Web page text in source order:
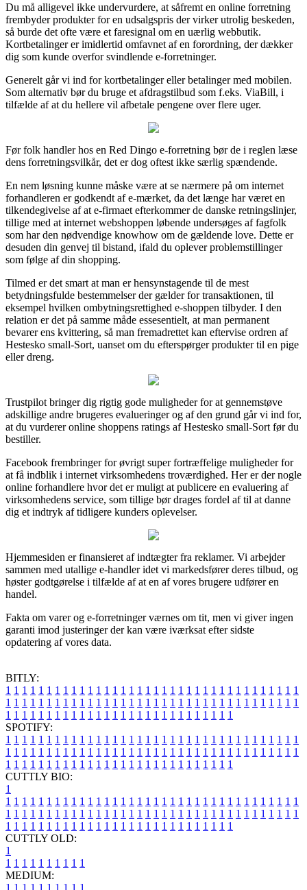
Du må alligevel ikke undervurdere, at såfremt en online forretning
frembyder produkter for en udsalgspris der virker utrolig beskeden,
så burde det ofte være et faresignal om en uærlig webbutik.
Kortbetalinger er imidlertid omfavnet af en forordning, der dækker
dig som kunde overfor svindlende e-forretninger.
Generelt går vi ind for kortbetalinger eller betalinger med mobilen.
Som alternativ bør du bruge et afdragstilbud som f.eks. ViaBill, i
tilfælde af at du hellere vil afbetale pengene over flere uger.
Før folk handler hos en Red Dingo e-forretning bør de i reglen læse
dens forretningsvilkår, det er dog oftest ikke særlig spændende.
En nem løsning kunne måske være at se nærmere på om internet
forhandleren er godkendt af e-mærket, da det længe har været en
tilkendegivelse af at e-firmaet efterkommer de danske retningslinjer,
tillige med at internet webshoppen løbende undersøges af fagfolk
som har den nødvendige knowhow om de gældende love. Dette er
desuden din genvej til bistand, ifald du oplever problemstillinger
som følge af din shopping.
Tilmed er det smart at man er hensynstagende til de mest
betydningsfulde bestemmelser der gælder for transaktionen, til
eksempel hvilken ombytningsrettighed e-shoppen tilbyder. I den
relation er det på samme måde essesentielt, at man permanent
bevarer ens kvittering, så man fremadrettet kan eftervise ordren af
Hestesko small-Sort, uanset om du efterspørger produkter til en pige
eller dreng.
Trustpilot bringer dig rigtig gode muligheder for at gennemstøve
adskillige andre brugeres evalueringer og af den grund går vi ind for,
at du vurderer online shoppens ratings af Hestesko small-Sort før du
bestiller.
Facebook frembringer for øvrigt super fortræffelige muligheder for
at få indblik i internet virksomhedens troværdighed. Her er der nogle
online forhandlere hvor det er muligt at publicere en evaluering af
virksomhedens service, som tillige bør drages fordel af til at danne
dig et indtryk af tidligere kunders oplevelser.
Hjemmesiden er finansieret af indtægter fra reklamer. Vi arbejder
sammen med utallige e-handler idet vi markedsfører deres tilbud, og
høster godtgørelse i tilfælde af at en af vores brugere udfører en
handel.
Fakta om varer og e-forretninger værnes om tit, men vi giver ingen
garanti imod justeringer der kan være iværksat efter sidste
opdatering af vores data.
BITLY:
1 1 1 1 1 1 1 1 1 1 1 1 1 1 1 1 1 1 1 1 1 1 1 1 1 1 1 1 1 1 1 1 1 1 1 1
1 1 1 1 1 1 1 1 1 1 1 1 1 1 1 1 1 1 1 1 1 1 1 1 1 1 1 1 1 1 1 1 1 1 1 1
1 1 1 1 1 1 1 1 1 1 1 1 1 1 1 1 1 1 1 1 1 1 1 1 1 1 1 1
SPOTIFY:
1 1 1 1 1 1 1 1 1 1 1 1 1 1 1 1 1 1 1 1 1 1 1 1 1 1 1 1 1 1 1 1 1 1 1 1
1 1 1 1 1 1 1 1 1 1 1 1 1 1 1 1 1 1 1 1 1 1 1 1 1 1 1 1 1 1 1 1 1 1 1 1
1 1 1 1 1 1 1 1 1 1 1 1 1 1 1 1 1 1 1 1 1 1 1 1 1 1 1 1
CUTTLY BIO:
1
1 1 1 1 1 1 1 1 1 1 1 1 1 1 1 1 1 1 1 1 1 1 1 1 1 1 1 1 1 1 1 1 1 1 1 1
1 1 1 1 1 1 1 1 1 1 1 1 1 1 1 1 1 1 1 1 1 1 1 1 1 1 1 1 1 1 1 1 1 1 1 1
1 1 1 1 1 1 1 1 1 1 1 1 1 1 1 1 1 1 1 1 1 1 1 1 1 1 1 1
CUTTLY OLD:
1
1 1 1 1 1 1 1 1 1 1
MEDIUM:
1 1 1 1 1 1 1 1 1 1